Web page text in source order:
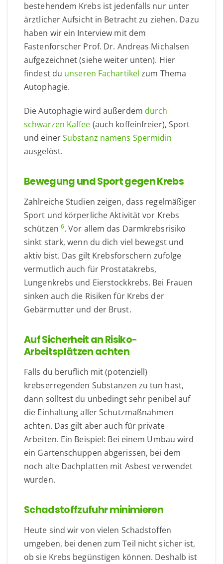
bestehendem Krebs ist jedenfalls nur unter
ärztlicher Aufsicht in Betracht zu ziehen. Dazu
haben wir ein Interview mit dem
Fastenforscher Prof. Dr. Andreas Michalsen
aufgezeichnet (siehe weiter unten). Hier
findest du unseren Fachartikel zum Thema
Autophagie.
Die Autophagie wird außerdem durch
schwarzen Kaffee (auch koffeinfreier), Sport
und einerSubstanz namens Spermidin
ausgelöst.
Bewegung und Sport gegen Krebs
Zahlreiche Studien zeigen, dass regelmäßiger
Sport und körperliche Aktivität vor Krebs
schützen 6. Vor allem das Darmkrebsrisiko
sinkt stark, wenn du dich viel bewegst und
aktiv bist. Das gilt Krebsforschern zufolge
vermutlich auch für Prostatakrebs,
Lungenkrebs und Eierstockkrebs. Bei Frauen
sinken auch die Risiken für Krebs der
Gebärmutter und der Brust.
Auf Sicherheit an Risiko-
Arbeitsplätzen achten
Falls du beruflich mit (potenziell)
krebserregenden Substanzen zu tun hast,
dann solltest du unbedingt sehr penibel auf
die Einhaltung aller Schutzmaßnahmen
achten. Das gilt aber auch für private
Arbeiten. Ein Beispiel: Bei einem Umbau wird
ein Gartenschuppen abgerissen, bei dem
noch alte Dachplatten mit Asbest verwendet
wurden.
Schadstoffzufuhr minimieren
Heute sind wir von vielen Schadstoffen
umgeben, bei denen zum Teil nicht sicher ist,
ob sie Krebs begünstigen können. Deshalb ist